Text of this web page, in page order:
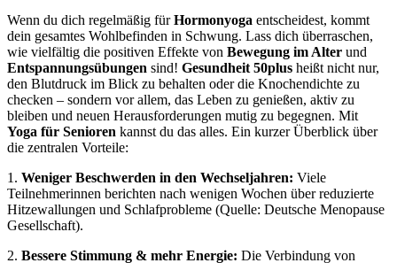
Wenn du dich regelmäßig fürHormonyoga entscheidest, kommt
dein gesamtes Wohlbefinden in Schwung. Lass dich überraschen,
wie vielfältig die positiven Effekte von Bewegung im Alter und
Entspannungsübungen sind! Gesundheit 50plus heißt nicht nur,
den Blutdruck im Blick zu behalten oder die Knochendichte zu
checken – sondern vor allem, das Leben zu genießen, aktiv zu
bleiben und neuen Herausforderungen mutig zu begegnen. Mit
Yoga für Senioren kannst du das alles. Ein kurzer Überblick über
die zentralen Vorteile:
1. Weniger Beschwerden in den Wechseljahren: Viele
Teilnehmerinnen berichten nach wenigen Wochen über reduzierte
Hitzewallungen und Schlafprobleme (Quelle: Deutsche Menopause
Gesellschaft).
2. Bessere Stimmung & mehr Energie: Die Verbindung von